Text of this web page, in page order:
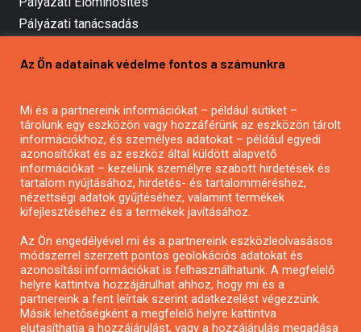
Pályázati tanácsadás
Mezőgazdasági pályázatírás
Pályázatírás civil szervezeteknek
Pályázatírás önkormányzatoknak
Pályázatfigyelés
Specifikus pályázatfigyelés vagy hírlevél
Pályázatok magánszemélyeknek
Pályázatok civil szervezeteknek
Az Ön adatainak védelme fontos a számunkra
Mi és a partnereink információkat – például sütiket –
tárolunk egy eszközön vagy hozzáférünk az eszközön tárolt
információkhoz, és személyes adatokat – például egyedi
azonosítókat és az eszköz által küldött alapvető
információkat – kezelünk személyre szabott hirdetések és
tartalom nyújtásához, hirdetés- és tartalomméréshez,
nézettségi adatok gyűjtéséhez, valamint termékek
kifejlesztéséhez és a termékek javításához.
Az Ön engedélyével mi és a partnereink eszközleolvasásos
módszerrel szerzett pontos geolokációs adatokat és
azonosítási információkat is felhasználhatunk. A megfelelő
helyre kattintva hozzájárulhat ahhoz, hogy mi és a
partnereink a fent leírtak szerint adatkezelést végezzünk.
Másik lehetőségként a megfelelő helyre kattintva
elutasíthatja a hozzájárulást, vagy a hozzájárulás megadása